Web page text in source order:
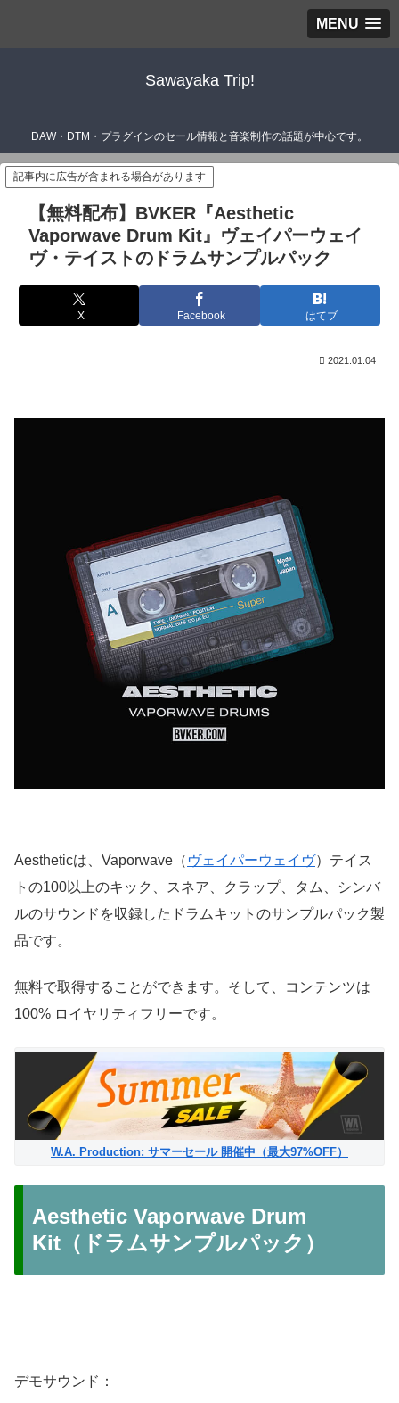
MENU
Sawayaka Trip!
DAW・DTM・プラグインのセール情報と音楽制作の話題が中心です。
記事内に広告が含まれる場合があります
【無料配布】BVKER『Aesthetic
Vaporwave Drum Kit』ヴェイパーウェイ
ヴ・テイストのドラムサンプルパック
X Facebook はてブ
2021.01.04
Aestheticは、Vaporwave（ ヴェイパーウェイヴ）テイス
トの100以上のキック、スネア、クラップ、タム、シンバ
ルのサウンドを収録したドラムキットのサンプルパック製
品です。
無料で取得することができます。そして、コンテンツは
100% ロイヤリティフリーです。
W.A. Production: サマーセール 開催中（最大97%OFF）
Aesthetic Vaporwave Drum
Kit（ドラムサンプルパック）
デモサウンド：